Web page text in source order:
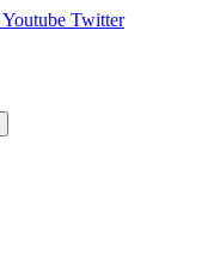
Youtube Twitter